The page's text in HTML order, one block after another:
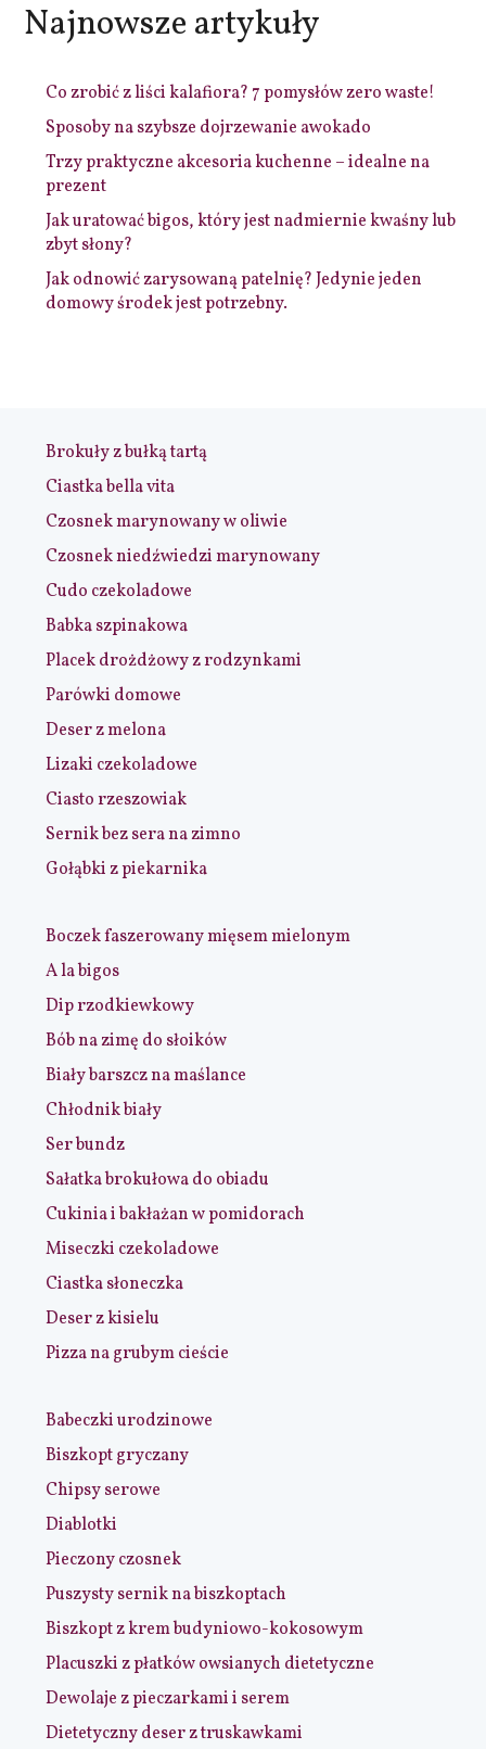
Najnowsze artykuły
Co zrobić z liści kalafiora? 7 pomysłów zero waste!
Sposoby na szybsze dojrzewanie awokado
Trzy praktyczne akcesoria kuchenne – idealne na
prezent
Jak uratować bigos, który jest nadmiernie kwaśny lub
zbyt słony?
Jak odnowić zarysowaną patelnię? Jedynie jeden
domowy środek jest potrzebny.
Brokuły z bułką tartą
Ciastka bella vita
Czosnek marynowany w oliwie
Czosnek niedźwiedzi marynowany
Cudo czekoladowe
Babka szpinakowa
Placek drożdżowy z rodzynkami
Parówki domowe
Deser z melona
Lizaki czekoladowe
Ciasto rzeszowiak
Sernik bez sera na zimno
Gołąbki z piekarnika
Boczek faszerowany mięsem mielonym
A la bigos
Dip rzodkiewkowy
Bób na zimę do słoików
Biały barszcz na maślance
Chłodnik biały
Ser bundz
Sałatka brokułowa do obiadu
Cukinia i bakłażan w pomidorach
Miseczki czekoladowe
Ciastka słoneczka
Deser z kisielu
Pizza na grubym cieście
Babeczki urodzinowe
Biszkopt gryczany
Chipsy serowe
Diablotki
Pieczony czosnek
Puszysty sernik na biszkoptach
Biszkopt z krem budyniowo-kokosowym
Placuszki z płatków owsianych dietetyczne
Dewolaje z pieczarkami i serem
Dietetyczny deser z truskawkami